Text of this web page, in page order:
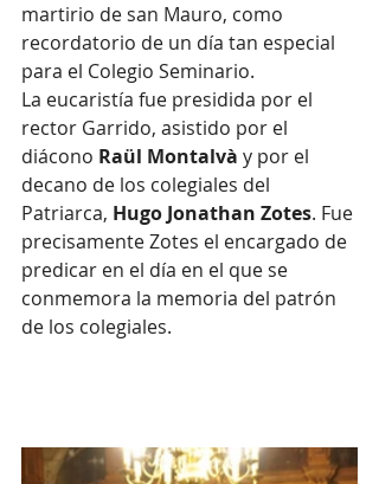
martirio de san Mauro, como
recordatorio de un día tan especial
para el Colegio Seminario.
La eucaristía fue presidida por el
rector Garrido, asistido por el
diácono Raül Montalvà y por el
decano de los colegiales del
Patriarca, Hugo Jonathan Zotes. Fue
precisamente Zotes el encargado de
predicar en el día en el que se
conmemora la memoria del patrón
de los colegiales.